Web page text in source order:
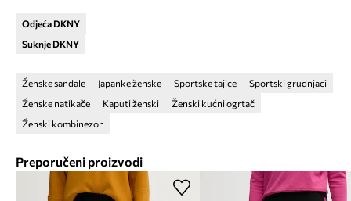
Odjeća DKNY
Suknje DKNY
Ženske sandale Japanke ženske Sportske tajice
Sportski grudnjaci
Ženske natikače
Kaputi ženski
Ženski kućni ogrtač
Ženski kombinezon
Preporučeni proizvodi